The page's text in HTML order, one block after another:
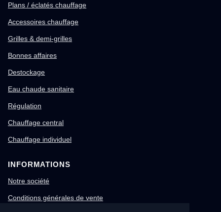
Plans / éclatés chauffage
Accessoires chauffage
Grilles & demi-grilles
Bonnes affaires
Destockage
Eau chaude sanitaire
Régulation
Chauffage central
Chauffage individuel
INFORMATIONS
Notre société
Conditions générales de vente